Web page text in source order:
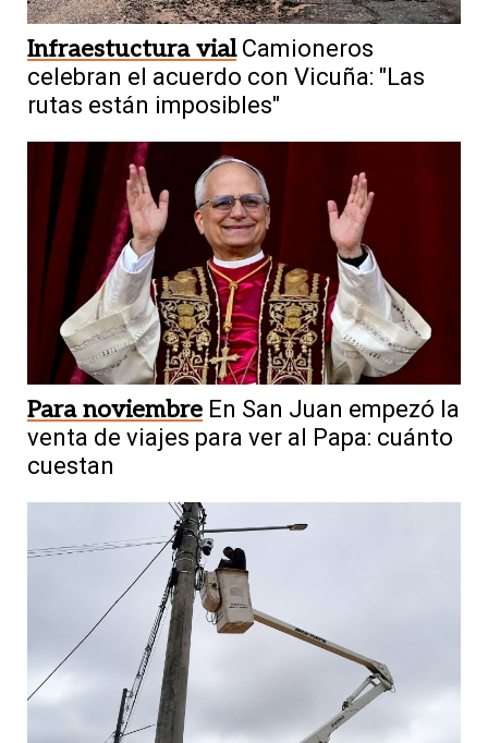
Infraestuctura vial Camioneros
celebran el acuerdo con Vicuña: "Las
rutas están imposibles"
Para noviembre En San Juan empezó la
venta de viajes para ver al Papa: cuánto
cuestan